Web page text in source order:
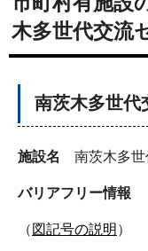
木多世代交流
南茨木多世代
施設名 南茨木多世
バリアフリー情報
（ 図記号の説明 ）